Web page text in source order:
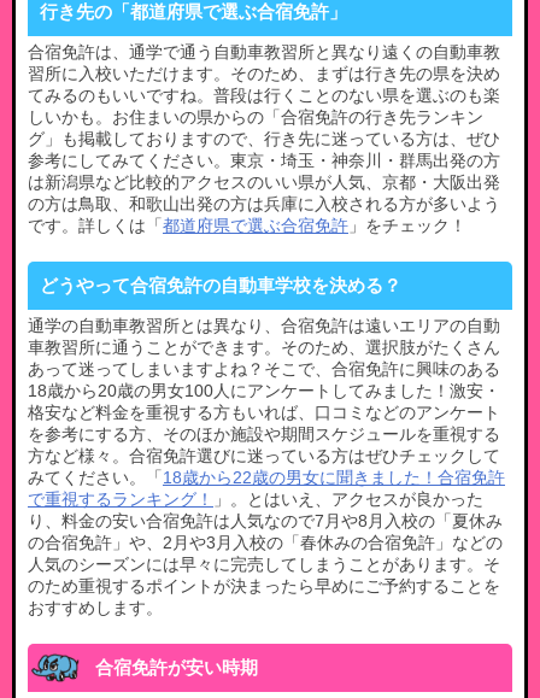
行き先の「都道府県で選ぶ合宿免許」
合宿免許は、通学で通う自動車教習所と異なり遠くの自動車教
習所に入校いただけます。そのため、まずは行き先の県を決め
てみるのもいいですね。普段は行くことのない県を選ぶのも楽
しいかも。お住まいの県からの「合宿免許の行き先ランキン
グ」も掲載しておりますので、行き先に迷っている方は、ぜひ
参考にしてみてください。東京・埼玉・神奈川・群馬出発の方
は新潟県など比較的アクセスのいい県が人気、京都・大阪出発
の方は鳥取、和歌山出発の方は兵庫に入校される方が多いよう
です。詳しくは「 都道府県で選ぶ合宿免許 」をチェック！
どうやって合宿免許の自動車学校を決める？
通学の自動車教習所とは異なり、合宿免許は遠いエリアの自動
車教習所に通うことができます。そのため、選択肢がたくさん
あって迷ってしまいますよね？そこで、合宿免許に興味のある
18歳から20歳の男女100人にアンケートしてみました！激安・
格安など料金を重視する方もいれば、口コミなどのアンケート
を参考にする方、そのほか施設や期間スケジュールを重視する
方など様々。合宿免許選びに迷っている方はぜひチェックして
みてください。「 18歳から22歳の男女に聞きました！合宿免許
で重視するランキング！
」。とはいえ、アクセスが良かった
り、料金の安い合宿免許は人気なので7月や8月入校の「夏休み
の合宿免許」や、2月や3月入校の「春休みの合宿免許」などの
人気のシーズンには早々に完売してしまうことがあります。そ
のため重視するポイントが決まったら早めにご予約することを
おすすめします。
合宿免許が安い時期